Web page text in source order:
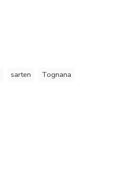
sarten Tognana